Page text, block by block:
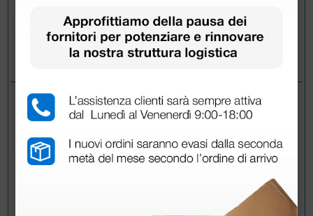
Invia la tua domanda
DOMANDA
Buongiorno, potrei sapere se la calzata è
grande o regolare? Calzo 38 e sono indecisa